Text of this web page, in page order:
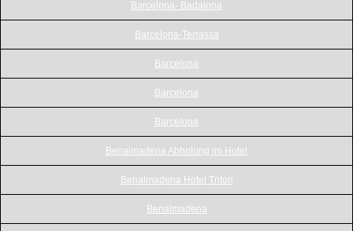
Barcelona- Badalona
Barcelona-Terrassa
Barcelona
Barcelona
Barcelona
Benalmadena Abholung im Hotel
Benalmadena Hotel Triton
Benalmadena